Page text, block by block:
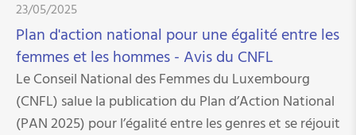
23/05/2025
Plan d'action national pour une égalité entre les
femmes et les hommes - Avis du CNFL
Le Conseil National des Femmes du Luxembourg
(CNFL) salue la publication du Plan d’Action National
(PAN 2025) pour l’égalité entre les genres et se réjouit